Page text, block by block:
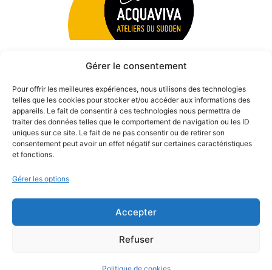
Gérer le consentement
Pour offrir les meilleures expériences, nous utilisons des technologies
telles que les cookies pour stocker et/ou accéder aux informations des
appareils. Le fait de consentir à ces technologies nous permettra de
traiter des données telles que le comportement de navigation ou les ID
uniques sur ce site. Le fait de ne pas consentir ou de retirer son
consentement peut avoir un effet négatif sur certaines caractéristiques
et fonctions.
Gérer les options
Accepter
Refuser
© 2026 Théâtre des Béliers Parisiens. | Tous droits réservés.